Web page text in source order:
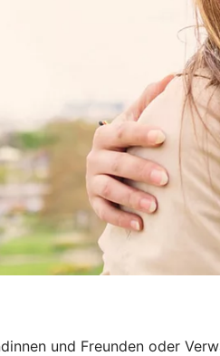
und Freunden oder